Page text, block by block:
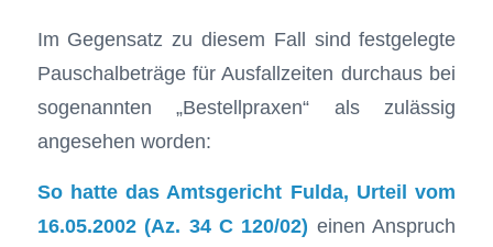
Im Gegensatz zu diesem Fall sind festgelegte
Pauschalbeträge für Ausfallzeiten durchaus bei
sogenannten „Bestellpraxen“ als zulässig
angesehen worden:
So hatte das Amtsgericht Fulda, Urteil vom
16.05.2002 (Az. 34 C 120/02) einen Anspruch